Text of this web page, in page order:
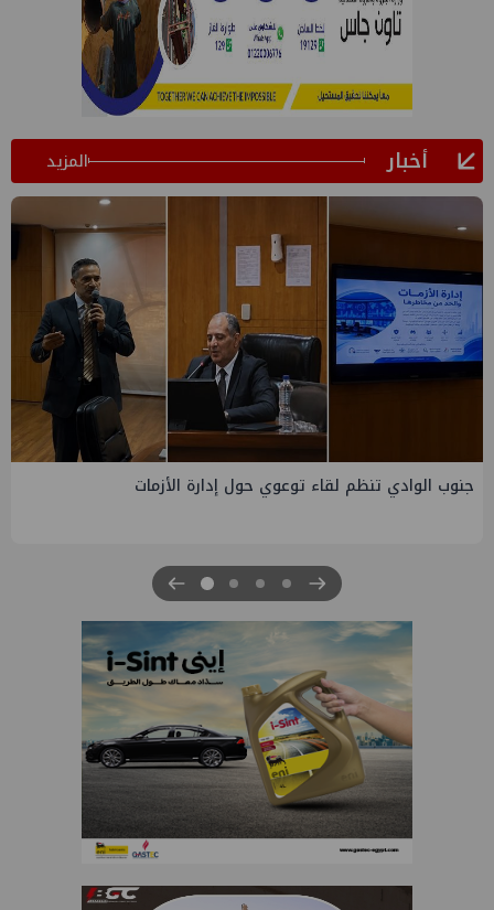
أخبار المزيد
التخطيط والبترول يبحثان جهود تحقيق أمن الطاقة ضمن